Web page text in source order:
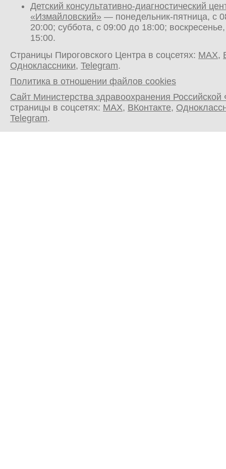
Детский консультативно-диагностический
«Измайловский» — понедельник-пятница, с
20:00; суббота, с 09:00 до 18:00;
15:00.
Страницы Пироговского Центра в соцсетях: MAX,
Одноклассники, Telegram.
Политика в отношении файлов cookies
Сайт Министерства здравоохранения
страницы в соцсетях: MAX, ВКонтакте,
Telegram.